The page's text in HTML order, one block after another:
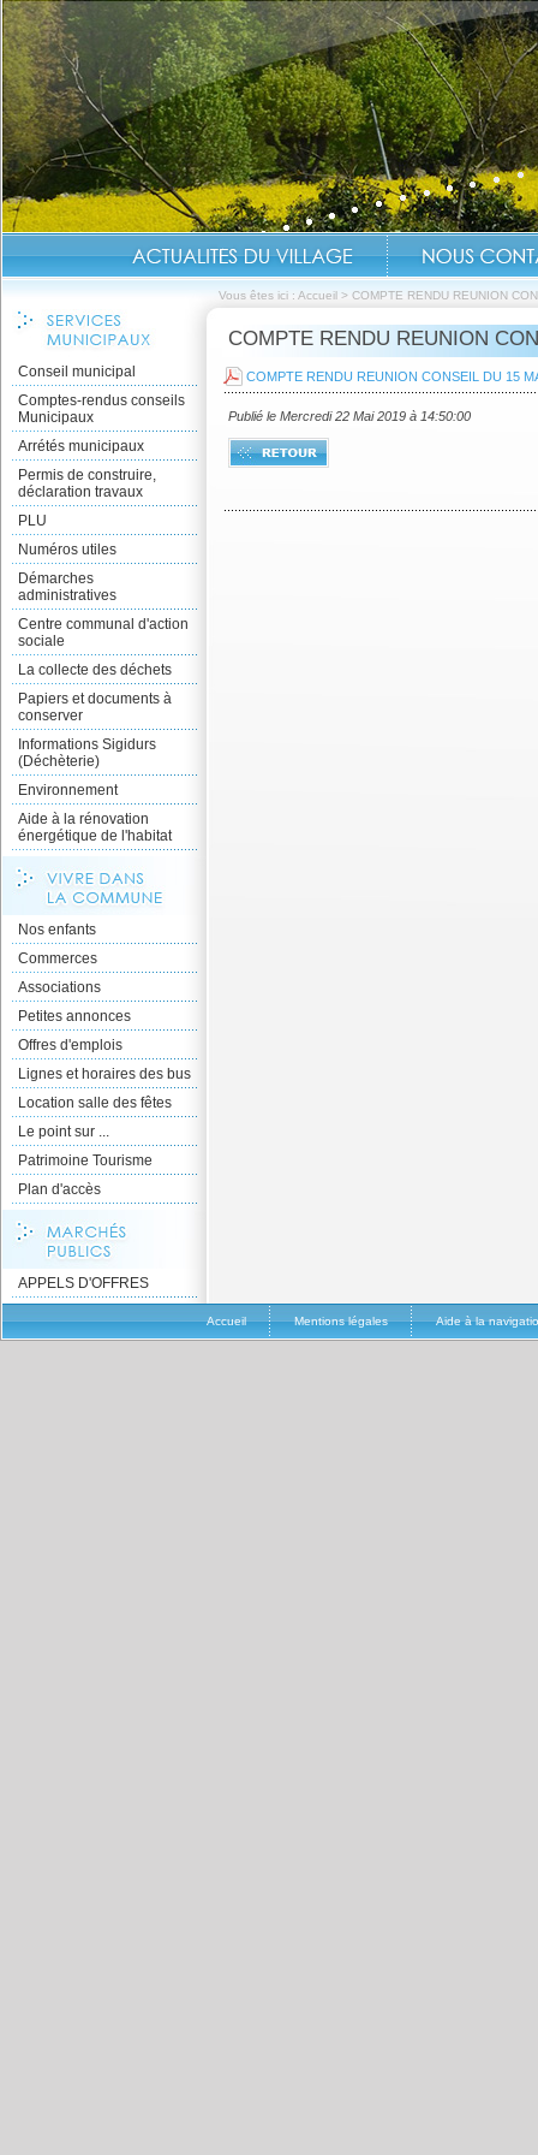
Vous êtes ici : Accueil > COMPTE RENDU REUNION
Conseil municipal
Comptes-rendus conseils
Municipaux
Arrétés municipaux
Permis de construire,
déclaration travaux
PLU
Numéros utiles
Démarches
administratives
Centre communal d'action
sociale
La collecte des déchets
Papiers et documents à
conserver
Informations Sigidurs
(Déchèterie)
Environnement
Aide à la rénovation
énergétique de l'habitat
Nos enfants
Commerces
Associations
Petites annonces
Offres d'emplois
Lignes et horaires des bus
Location salle des fêtes
Le point sur ...
Patrimoine Tourisme
Plan d'accès
APPELS D'OFFRES
COMPTE RENDU REUNION
COMPTE RENDU REUNION CONSEIL DU 15
Publié le Mercredi 22 Mai 2019 à 14:50:00
Accueil Mentions légales Aide à la